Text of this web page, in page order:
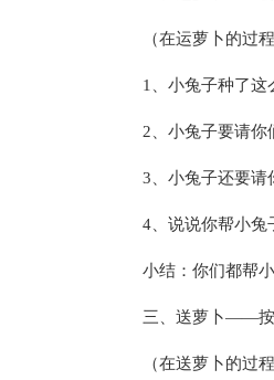
（在运萝卜的过
1、小兔子种了这
2、小兔子要请你
3、小兔子还要请
4、说说你帮小兔
小结：你们都帮
三、送萝卜——按
（在送萝卜的过